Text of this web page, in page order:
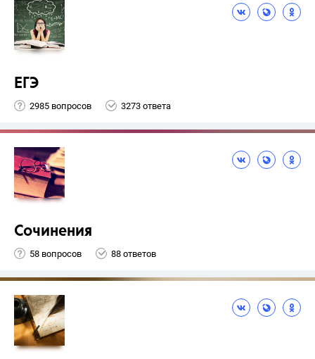
ЕГЭ
2985 вопросов 3273 ответа
Сочинения
58 вопросов 88 ответов